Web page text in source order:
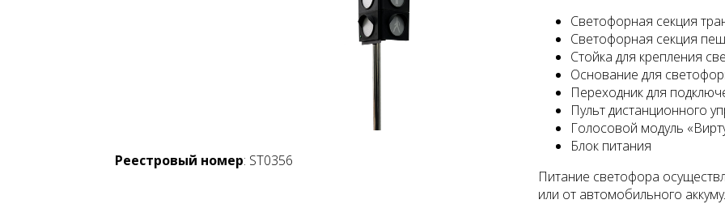
Реестровый номер: ST0356
Светофорная секция
Светофорная секция
Стойка для крепления
Основание для
Переходник для
Пульт дистанционного
Голосовой модуль
Блок питания
Питание светофора
или от автомобильного